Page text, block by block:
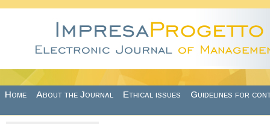
Home About the Journal Ethical issues Guidelines for